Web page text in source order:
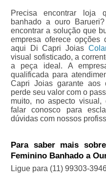
Precisa encontrar loja
banhado a ouro
encontrar a solução que
empresa oferece opções
aqui Di Capri Joias
visual sofisticado, a
a peça ideal. A
qualificada para
Capri Joias garante
perde seu valor com o
muito, no aspecto
falar conosco para
dúvidas com nossos
Para saber mais
Feminino Banhado a
Ligue para (11) 99303-